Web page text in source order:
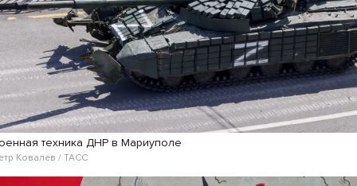
техника ДНР в Мариуполе
Ковалев / ТАСС